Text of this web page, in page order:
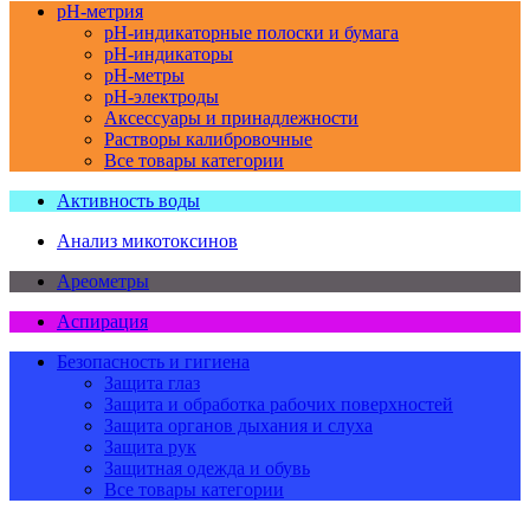
pH-метрия
pH-индикаторные полоски и бумага
pH-индикаторы
pH-метры
pH-электроды
Аксессуары и принадлежности
Растворы калибровочные
Все товары категории
Активность воды
Анализ микотоксинов
Ареометры
Аспирация
Безопасность и гигиена
Защита глаз
Защита и обработка рабочих поверхностей
Защита органов дыхания и слуха
Защита рук
Защитная одежда и обувь
Все товары категории